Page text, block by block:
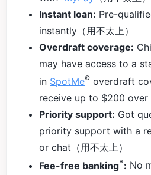
Instant loan: Pre-
instantly（用不太上）
Overdraft coverage:
may have access to a
in SpotMe® overdraft
receive up to $200 over
Priority support: Got
priority support with a
or chat（用不太上）
Fee-free banking*: No